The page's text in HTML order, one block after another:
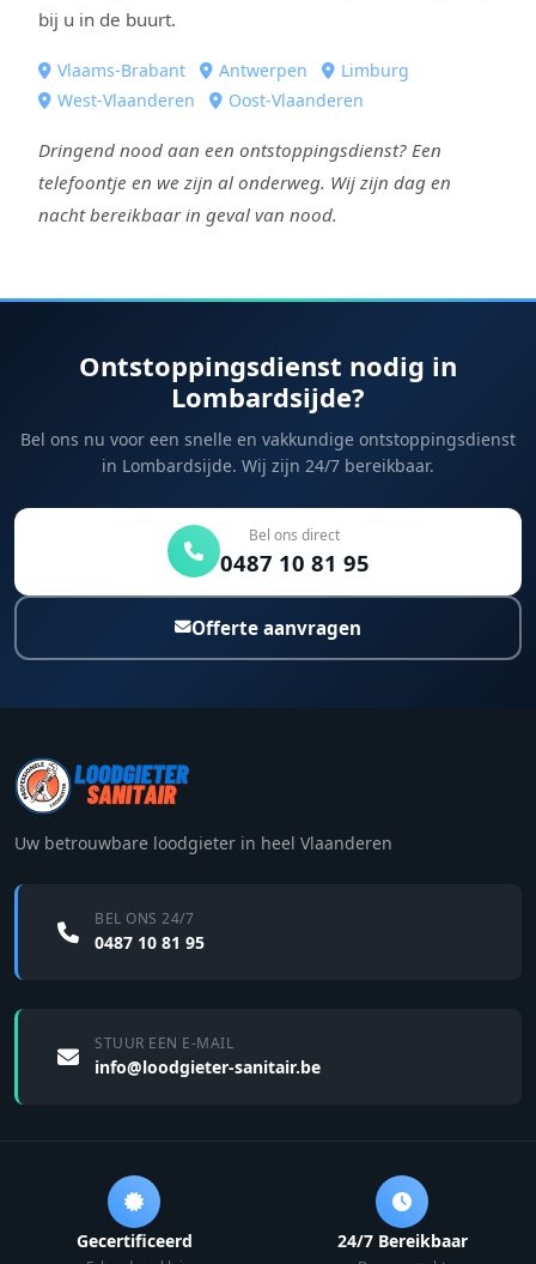
bij u in de buurt.
Vlaams-Brabant Antwerpen
Limburg
West-Vlaanderen
Oost-Vlaanderen
Dringend nood aan een ontstoppingsdienst? Een
telefoontje en we zijn al onderweg. Wij zijn dag en
nacht bereikbaar in geval van nood.
Ontstoppingsdienst nodig in
Lombardsijde?
Bel ons nu voor een snelle en vakkundige ontstoppingsdienst
in Lombardsijde. Wij zijn 24/7 bereikbaar.
Bel ons direct
0487 10 81 95
Offerte aanvragen
Uw betrouwbare loodgieter in heel Vlaanderen
BEL ONS 24/7
0487 10 81 95
STUUR EEN E-MAIL
info@loodgieter-sanitair.be
Gecertificeerd 24/7 Bereikbaar